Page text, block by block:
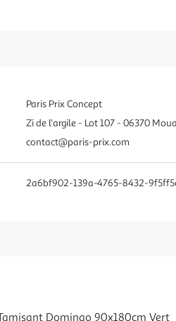
Paris Prix Concept
Zi de l'argile - Lot 107 - 06370
contact@paris-prix.com
2a6bf902-139a-4765-8432-
Domingo 90x180cm Vert